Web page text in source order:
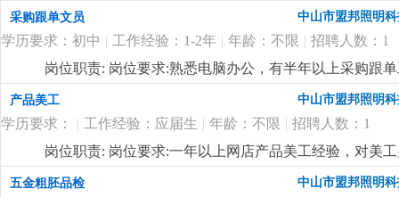
采购跟单文员 中山市盟邦照明
学历要求：初中 | 工作经验：1-2年 | 年龄：不限 | 招聘人数：1
岗位职责: 岗位要求:熟悉电脑办公，有半年以上采购跟
产品美工 中山市盟邦照明
学历要求： | 工作经验：应届生 | 年龄：不限 | 招聘人数：1
岗位职责: 岗位要求:一年以上网店产品美工经验，对美
五金粗胚品检 中山市盟邦照明